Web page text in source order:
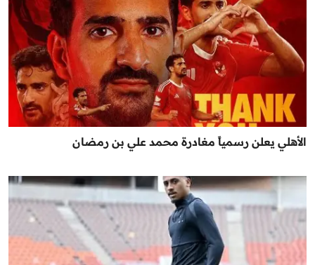
الأهلي يعلن رسمياً مغادرة محمد علي بن رمضان